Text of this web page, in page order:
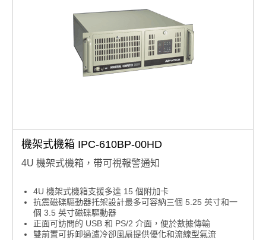
機架式機箱 IPC-610BP-00HD
4U 機架式機箱，帶可視報警通知
4U 機架式機箱支援多達 15 個附加卡
抗震磁碟驅動器托架設計最多可容納三個 5.25 英寸和一
個 3.5 英寸磁碟驅動器
正面可訪問的 USB 和 PS/2 介面，便於數據傳輸
雙前置可拆卸過濾冷卻風扇提供優化和流線型氣流